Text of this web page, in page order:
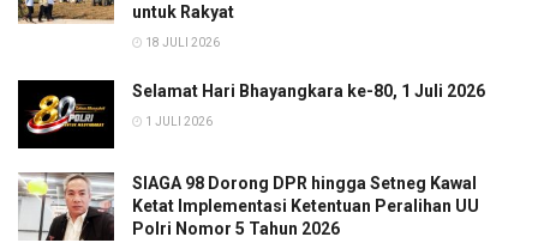
untuk Rakyat
18 JULI 2026
Selamat Hari Bhayangkara ke-80, 1 Juli 2026
1 JULI 2026
SIAGA 98 Dorong DPR hingga Setneg Kawal
Ketat Implementasi Ketentuan Peralihan UU
Polri Nomor 5 Tahun 2026